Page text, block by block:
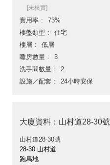
[未核實]
實用率
73%
樓盤類型
住宅
樓層
低層
睡房數量
3
洗手間數量
2
設施／配套
24小時安保
大廈資料：山村道28-30號
山村道28-30號
28-30 山村道
跑馬地